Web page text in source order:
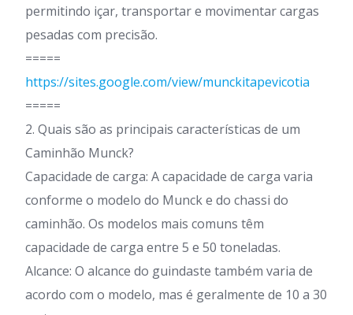
permitindo içar, transportar e movimentar cargas
pesadas com precisão.
=====
https://sites.google.com/view/munckitapevicotia
=====
2. Quais são as principais características de um
Caminhão Munck?
Capacidade de carga: A capacidade de carga varia
conforme o modelo do Munck e do chassi do
caminhão. Os modelos mais comuns têm
capacidade de carga entre 5 e 50 toneladas.
Alcance: O alcance do guindaste também varia de
acordo com o modelo, mas é geralmente de 10 a 30